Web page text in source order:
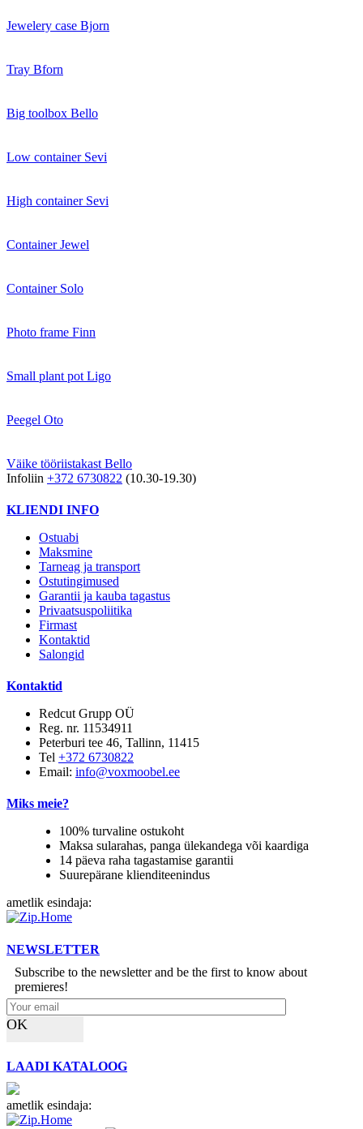
Jewelery case Bjorn
Tray Bforn
Big toolbox Bello
Low container Sevi
High container Sevi
Container Jewel
Container Solo
Photo frame Finn
Small plant pot Ligo
Peegel Oto
Väike tööriistakast Bello
Infoliin +372 6730822 (10.30-19.30)
KLIENDI INFO
Ostuabi
Maksmine
Tarneag ja transport
Ostutingimused
Garantii ja kauba tagastus
Privaatsuspoliitika
Firmast
Kontaktid
Salongid
Kontaktid
Redcut Grupp OÜ
Reg. nr. 11534911
Peterburi tee 46, Tallinn, 11415
Tel +372 6730822
Email: info@voxmoobel.ee
Miks meie?
100% turvaline ostukoht
Maksa sularahas, panga ülekandega või kaardiga
14 päeva raha tagastamise garantii
Suurepärane klienditeenindus
ametlik esindaja:
NEWSLETTER
Subscribe to the newsletter and be the first to know about
premieres!
OK
LAADI KATALOOG
ametlik esindaja: